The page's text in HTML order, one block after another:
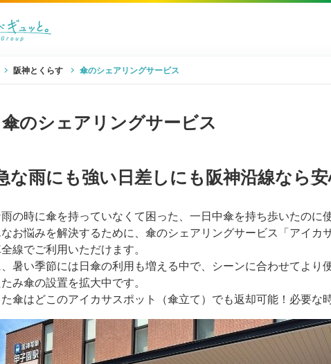
阪神とくらす 傘のシェアリングサービス
傘のシェアリングサービス
な雨にも強い日差しにも阪神沿線なら安
の時に傘を持っていなくて困った、一日中傘を持ち歩いたの
お悩みを解決するために、傘のシェアリングサービス「アイカ
線でご利用いただけます。
暑い季節には日傘の利用も増える中で、シーンに合わせてより
み傘の設置を拡大中です。
傘はどこのアイカサスポット（傘立て）でも返却可能！必要な